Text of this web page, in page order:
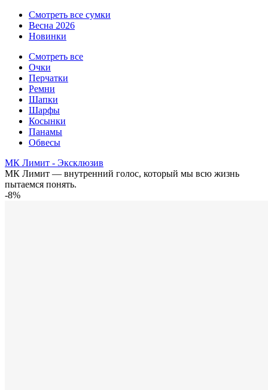
Смотреть все сумки
Весна 2026
Новинки
Смотреть все
Очки
Перчатки
Ремни
Шапки
Шарфы
Косынки
Панамы
Обвесы
МК Лимит - Эксклюзив
МК Лимит — внутренний голос, который мы всю жизнь
пытаемся понять.
-8%